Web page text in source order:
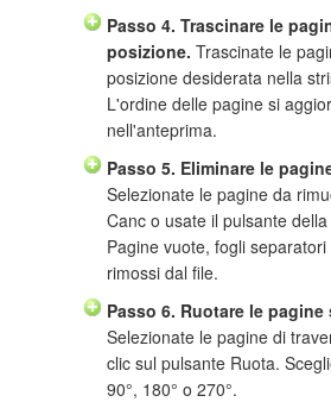
Passo 4. Trascinare le
posizione. Trascinate le
posizione desiderata nella
L'ordine delle pagine si
nell'anteprima.
Passo 5. Eliminare le
Selezionate le pagine da
Canc o usate il pulsante
Pagine vuote, fogli
rimossi dal file.
Passo 6. Ruotare le pagine
Selezionate le pagine di
clic sul pulsante Ruota.
90°, 180° o 270°.